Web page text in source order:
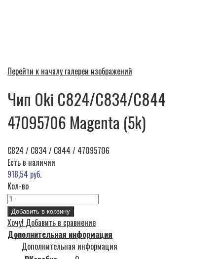
Перейти к началу галереи изображений
Чип Oki C824/C834/C844
47095706 Magenta (5k)
C824 / C834 / C844 / 47095706
Есть в наличии
918,54 руб.
Кол-во
Добавить в корзину
Хочу! Добавить в сравнение
Дополнительная информация
Дополнительная информация